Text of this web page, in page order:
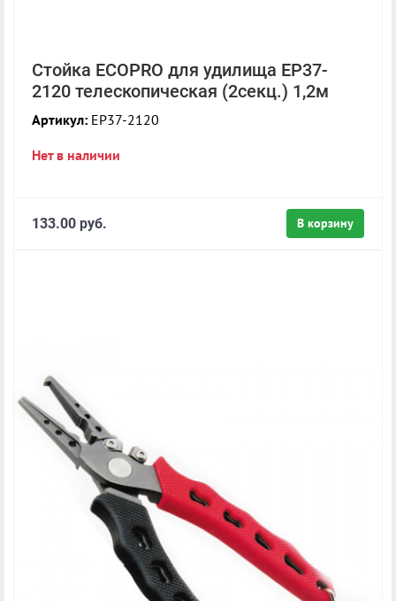
Стойка ECOPRO для удилища EP37-
2120 телескопическая (2секц.) 1,2м
Артикул: EP37-2120
Нет в наличии
В корзину
133.00 руб.